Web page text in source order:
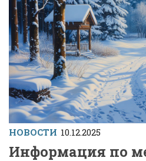
НОВОСТИ 10.12.2025
Информация по